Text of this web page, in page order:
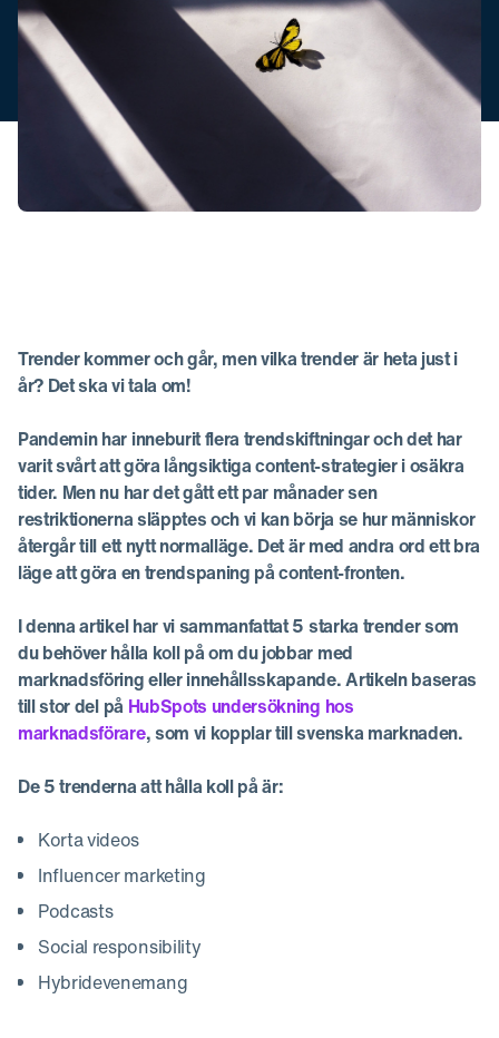
Trender kommer och går, men vilka trender är heta just i
år? Det ska vi tala om!
Pandemin har inneburit flera trendskiftningar och det har
varit svårt att göra långsiktiga content-strategier i osäkra
tider. Men nu har det gått ett par månader sen
restriktionerna släpptes och vi kan börja se hur människor
återgår till ett nytt normalläge. Det är med andra ord ett bra
läge att göra en trendspaning på content-fronten.
I denna artikel har vi sammanfattat 5 starka trender som
du behöver hålla koll på om du jobbar med
marknadsföring eller innehållsskapande. Artikeln baseras
till stor del på HubSpots undersökning hos
marknadsförare, som vi kopplar till svenska marknaden.
De 5 trenderna att hålla koll på är:
Korta videos
Influencer marketing
Podcasts
Social responsibility
Hybridevenemang